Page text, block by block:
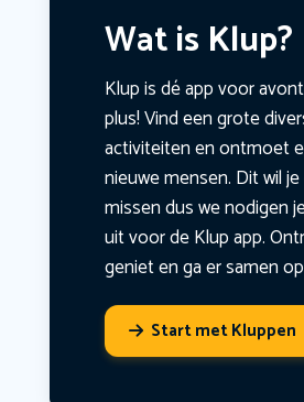
Wat is Klup?
Klup is dé app voor
plus! Vind een grote
activiteiten en ontmoet
nieuwe mensen. Dit wil
missen dus we nodigen
uit voor de Klup app.
geniet en ga er samen
Start met Kluppen